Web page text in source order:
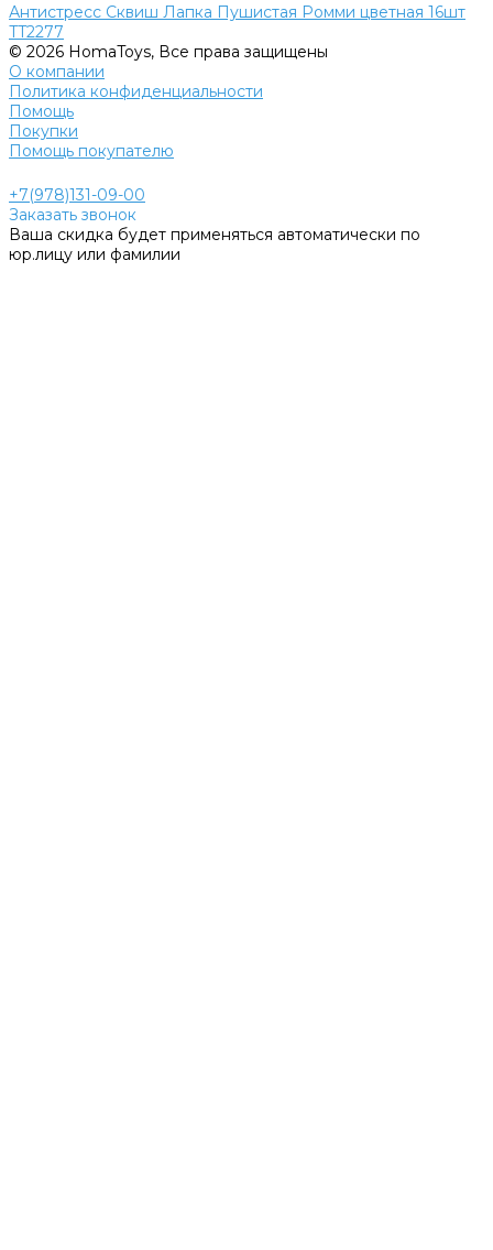
Антистресс Сквиш Лапка Пушистая Ромми цветная 16шт
TT2277
© 2026 HomaToys, Все права защищены
О компании
Политика конфиденциальности
Помощь
Покупки
Помощь покупателю
+7(978)131-09-00
Заказать звонок
Ваша скидка будет применяться автоматически по
юр.лицу или фамилии